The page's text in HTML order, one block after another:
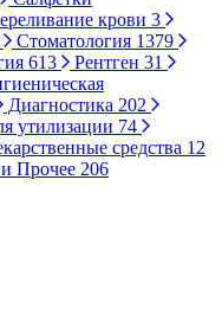
крови 3
Стоматология 1379
613 Рентген 31
Диагностика 202
утилизации 74
средства 12
Прочее 206